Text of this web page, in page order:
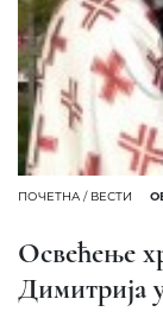
ПОЧЕТНА / ВЕСТИ
Освећење
Димитрија